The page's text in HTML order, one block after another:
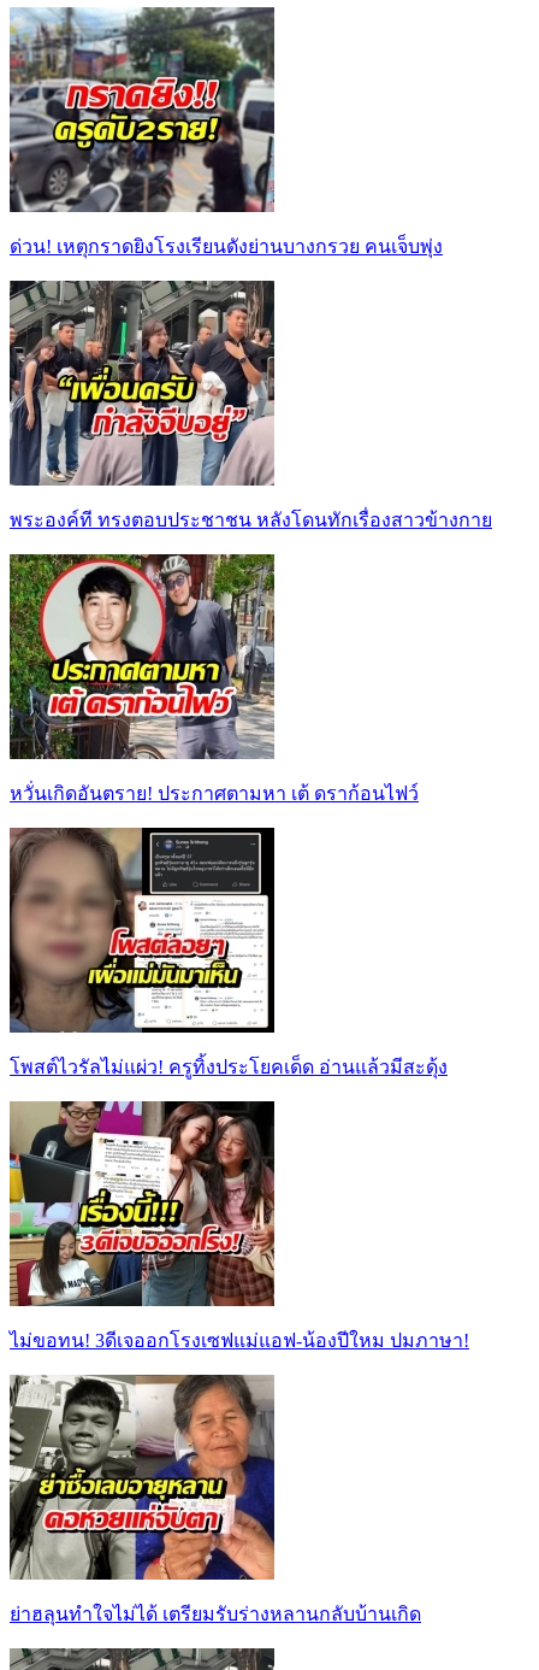
ด่วน! เหตุกราดยิงโรงเรียนดังย่านบางกรวย คนเจ็บพุ่ง
พระองค์ที ทรงตอบประชาชน หลังโดนทักเรื่องสาวข้างกาย
หวั่นเกิดอันตราย! ประกาศตามหา เต้ ดราก้อนไฟว์
โพสต์ไวรัลไม่แผ่ว! ครูทิ้งประโยคเด็ด อ่านแล้วมีสะดุ้ง
ไม่ขอทน! 3ดีเจออกโรงเซฟแม่แอฟ-น้องปีใหม ปมภาษา!
ย่าฮลุนทำใจไม่ได้ เตรียมรับร่างหลานกลับบ้านเกิด